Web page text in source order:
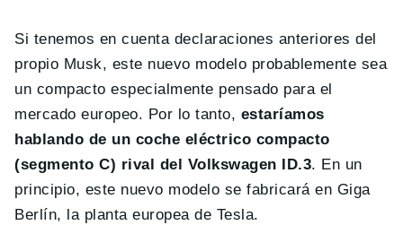
Si tenemos en cuenta declaraciones anteriores del
propio Musk, este nuevo modelo probablemente sea
un compacto especialmente pensado para el
mercado europeo. Por lo tanto, estaríamos
hablando de un coche eléctrico compacto
(segmento C) rival del Volkswagen ID.3. En un
principio, este nuevo modelo se fabricará en Giga
Berlín, la planta europea de Tesla.